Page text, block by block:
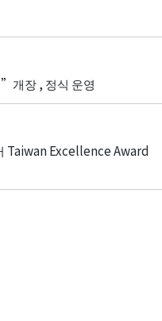
개장 , 정식 운영
Taiwan Excellence Award